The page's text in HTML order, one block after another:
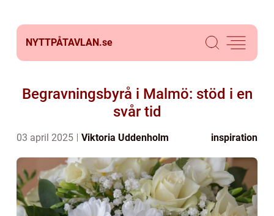
NYTTPÅTAVLAN.se
Begravningsbyrå i Malmö: stöd i en
svår tid
03 april 2025 Viktoria Uddenholm inspiration